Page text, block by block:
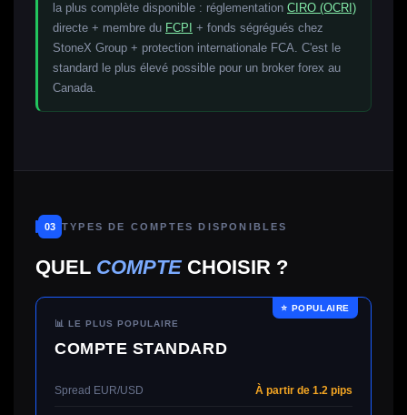
la plus complète disponible : réglementation CIRO (OCRI)
directe + membre du FCPI + fonds ségrégués chez
StoneX Group + protection internationale FCA. C'est le
standard le plus élevé possible pour un broker forex au
Canada.
03 TYPES DE COMPTES DISPONIBLES
QUEL COMPTECHOISIR ?
📊 LE PLUS POPULAIRE
COMPTE STANDARD
Spread EUR/USD À partir de 1.2 pips